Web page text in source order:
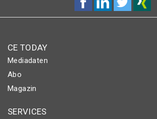
CE TODAY
Mediadaten
Abo
Magazin
SERVICES